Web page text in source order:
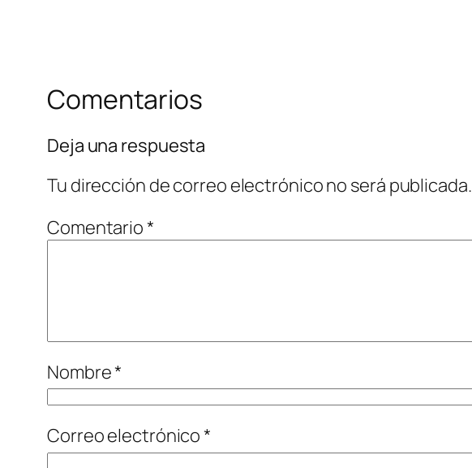
Comentarios
Deja una respuesta
Tu dirección de correo electrónico no será publicada.
Comentario*
Nombre*
Correo electrónico*